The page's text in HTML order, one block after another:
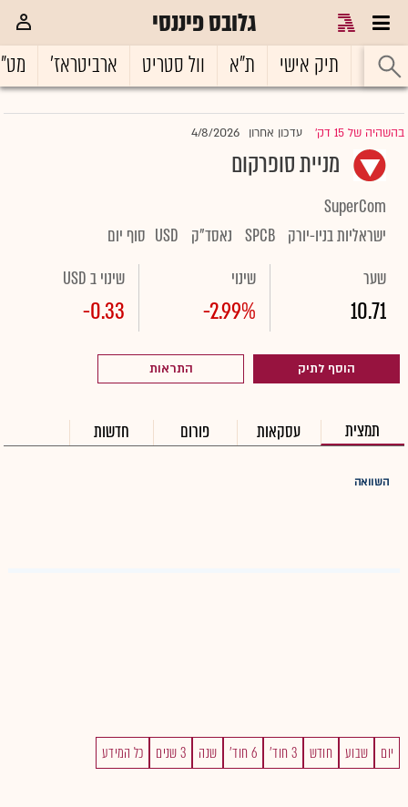
גלובס פיננסי
ראשי תיק אישי ת"א וול סטריט ארביטראז'
בהשהיה של 15 דק' |עדכון אחרון 4/8/2026
מניית סופרקום
SuperCom
ישראליות בניו-יורק SPCB נאסד"ק USD סוף יום
שער
10.71
שינוי
-2.99%
שינוי ב USD
-0.33
הוסף לתיק התראות
תמצית עסקאות פורום חדשות
השוואה
יום שבוע חודש 3 חוד' 6 חוד' שנה 3 שנים כל המידע